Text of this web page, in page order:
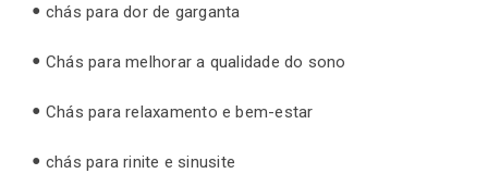
chás para dor de garganta
Chás para melhorar a qualidade do sono
Chás para relaxamento e bem-estar
chás para rinite e sinusite